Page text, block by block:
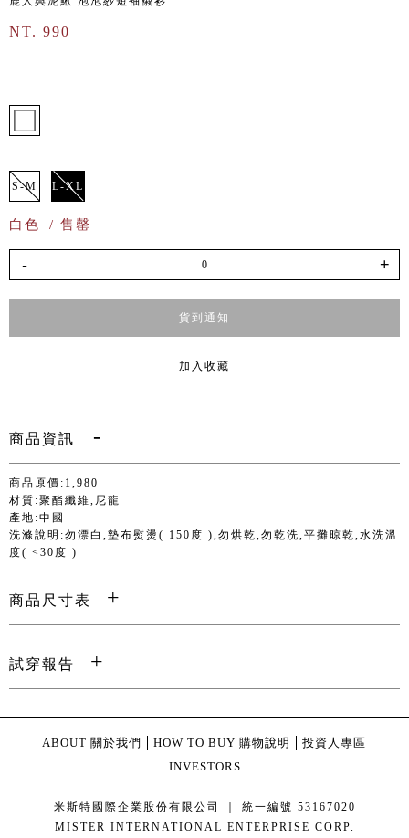
NT. 990
S-M L-XL
白色 / 售罄
- +
貨到通知
加入收藏
商品資訊
商品原價:1,980
材質:聚酯纖維,尼龍
產地:中國
洗滌說明:勿漂白,墊布熨燙( 150度 ),勿烘乾,勿乾洗,平攤晾乾,水洗溫
度( <30度 )
商品尺寸表
試穿報告
ABOUT 關於我們 HOW TO BUY 購物說明
投資人專區
INVESTORS
米斯特國際企業股份有限公司 ｜ 統一編號 53167020
MISTER INTERNATIONAL ENTERPRISE CORP.